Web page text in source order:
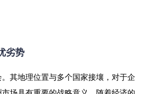
劣势
其地理位置与多个国家接壤，对于企